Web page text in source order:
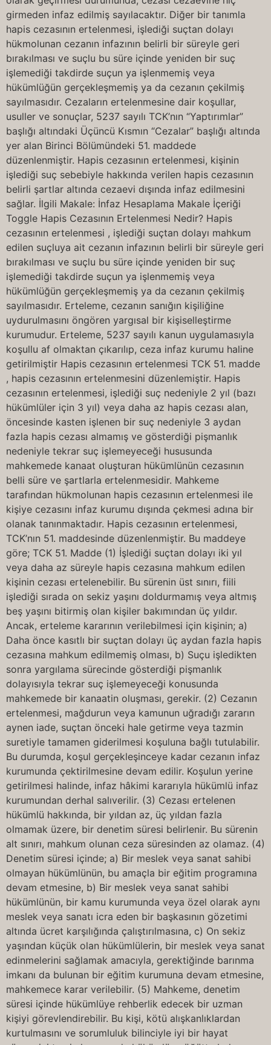
girmeden infaz edilmiş sayılacaktır. Diğer bir tanımla
hapis cezasının ertelenmesi, işlediği suçtan dolayı
hükmolunan cezanın infazının belirli bir süreyle geri
bırakılması ve suçlu bu süre içinde yeniden bir suç
işlemediği takdirde suçun ya işlenmemiş veya
hükümlüğün gerçekleşmemiş ya da cezanın çekilmiş
sayılmasıdır. Cezaların ertelenmesine dair koşullar,
usuller ve sonuçlar, 5237 sayılı TCK’nın “Yaptırımlar”
başlığı altındaki Üçüncü Kısmın “Cezalar” başlığı altında
yer alan Birinci Bölümündeki 51. maddede
düzenlenmiştir. Hapis cezasının ertelenmesi, kişinin
işlediği suç sebebiyle hakkında verilen hapis cezasının
belirli şartlar altında cezaevi dışında infaz edilmesini
sağlar. İlgili Makale: İnfaz Hesaplama Makale İçeriği
Toggle Hapis Cezasının Ertelenmesi Nedir? Hapis
cezasının ertelenmesi , işlediği suçtan dolayı mahkum
edilen suçluya ait cezanın infazının belirli bir süreyle geri
bırakılması ve suçlu bu süre içinde yeniden bir suç
işlemediği takdirde suçun ya işlenmemiş veya
hükümlüğün gerçekleşmemiş ya da cezanın çekilmiş
sayılmasıdır. Erteleme, cezanın sanığın kişiliğine
uydurulmasını öngören yargısal bir kişiselleştirme
kurumudur. Erteleme, 5237 sayılı kanun uygulamasıyla
koşullu af olmaktan çıkarılıp, ceza infaz kurumu haline
getirilmiştir Hapis cezasının ertelenmesi TCK 51. madde
, hapis cezasının ertelenmesini düzenlemiştir. Hapis
cezasının ertelenmesi, işlediği suç nedeniyle 2 yıl (bazı
hükümlüler için 3 yıl) veya daha az hapis cezası alan,
öncesinde kasten işlenen bir suç nedeniyle 3 aydan
fazla hapis cezası almamış ve gösterdiği pişmanlık
nedeniyle tekrar suç işlemeyeceği hususunda
mahkemede kanaat oluşturan hükümlünün cezasının
belli süre ve şartlarla ertelenmesidir. Mahkeme
tarafından hükmolunan hapis cezasının ertelenmesi ile
kişiye cezasını infaz kurumu dışında çekmesi adına bir
olanak tanınmaktadır. Hapis cezasının ertelenmesi,
TCK’nın 51. maddesinde düzenlenmiştir. Bu maddeye
göre; TCK 51. Madde (1) İşlediği suçtan dolayı iki yıl
veya daha az süreyle hapis cezasına mahkum edilen
kişinin cezası ertelenebilir. Bu sürenin üst sınırı, fiili
işlediği sırada on sekiz yaşını doldurmamış veya altmış
beş yaşını bitirmiş olan kişiler bakımından üç yıldır.
Ancak, erteleme kararının verilebilmesi için kişinin; a)
Daha önce kasıtlı bir suçtan dolayı üç aydan fazla hapis
cezasına mahkum edilmemiş olması, b) Suçu işledikten
sonra yargılama sürecinde gösterdiği pişmanlık
dolayısıyla tekrar suç işlemeyeceği konusunda
mahkemede bir kanaatin oluşması, gerekir. (2) Cezanın
ertelenmesi, mağdurun veya kamunun uğradığı zararın
aynen iade, suçtan önceki hale getirme veya tazmin
suretiyle tamamen giderilmesi koşuluna bağlı tutulabilir.
Bu durumda, koşul gerçekleşinceye kadar cezanın infaz
kurumunda çektirilmesine devam edilir. Koşulun yerine
getirilmesi halinde, infaz hâkimi kararıyla hükümlü infaz
kurumundan derhal salıverilir. (3) Cezası ertelenen
hükümlü hakkında, bir yıldan az, üç yıldan fazla
olmamak üzere, bir denetim süresi belirlenir. Bu sürenin
alt sınırı, mahkum olunan ceza süresinden az olamaz. (4)
Denetim süresi içinde; a) Bir meslek veya sanat sahibi
olmayan hükümlünün, bu amaçla bir eğitim programına
devam etmesine, b) Bir meslek veya sanat sahibi
hükümlünün, bir kamu kurumunda veya özel olarak aynı
meslek veya sanatı icra eden bir başkasının gözetimi
altında ücret karşılığında çalıştırılmasına, c) On sekiz
yaşından küçük olan hükümlülerin, bir meslek veya sanat
edinmelerini sağlamak amacıyla, gerektiğinde barınma
imkanı da bulunan bir eğitim kurumuna devam etmesine,
mahkemece karar verilebilir. (5) Mahkeme, denetim
süresi içinde hükümlüye rehberlik edecek bir uzman
kişiyi görevlendirebilir. Bu kişi, kötü alışkanlıklardan
kurtulmasını ve sorumluluk bilinciyle iyi bir hayat